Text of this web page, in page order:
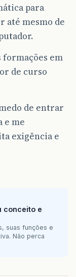
para
até mesmo de
formações em
de curso
de entrar
e me
exigência e
conceito e
suas funções e
Não perca